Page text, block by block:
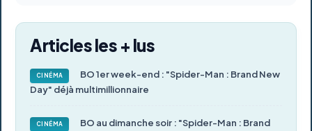
Articles les + lus
CINÉMA
BO 1er week-end : "Spider-Man : Brand New
Day" déjà multimillionnaire
CINÉMA
BO au dimanche soir : "Spider-Man : Brand